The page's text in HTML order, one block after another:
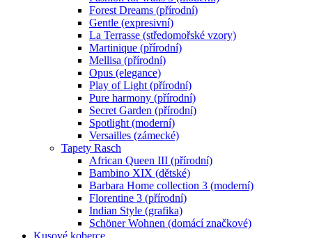
Forest Dreams (přírodní)
Gentle (expresivní)
La Terrasse (středomořské vzory)
Martinique (přírodní)
Mellisa (přírodní)
Opus (elegance)
Play of Light (přírodní)
Pure harmony (přírodní)
Secret Garden (přírodní)
Spotlight (moderní)
Versailles (zámecké)
Tapety Rasch
African Queen III (přírodní)
Bambino XIX (dětské)
Barbara Home collection 3 (moderní)
Florentine 3 (přírodní)
Indian Style (grafika)
Schöner Wohnen (domácí značkové)
Kusové koberce